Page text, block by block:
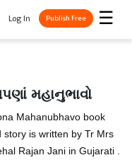
☰
Log In Publish Free
મહાનુભાવો
Mahanubhavo book
story is written by Tr Mrs
Rajan Jani in Gujarati .